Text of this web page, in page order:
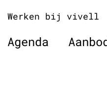
de
springen
Werken bij vivell
Agenda